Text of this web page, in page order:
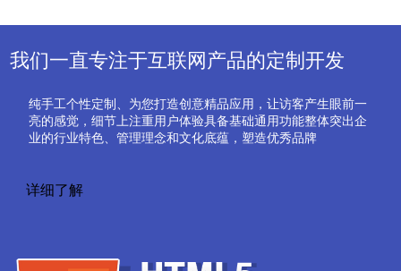
我们一直专注于互联网产品的定制开发
纯手工个性定制、为您打造创意精品应用，让访客产生眼前一
亮的感觉，细节上注重用户体验具备基础通用功能整体突出企
业的行业特色、管理理念和文化底蕴，塑造优秀品牌
详细了解